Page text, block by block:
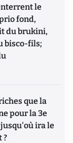
le
fond,
du brukini,
bisco-fils;
que la
pour la 3e
ira le
?